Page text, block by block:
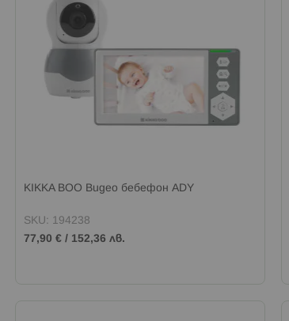
KIKKA BOO Видео бебефон ADY
SKU: 194238
77,90 € / 152,36 лв.